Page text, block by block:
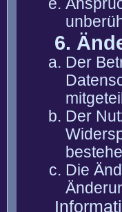
6.
Der
Der
Die